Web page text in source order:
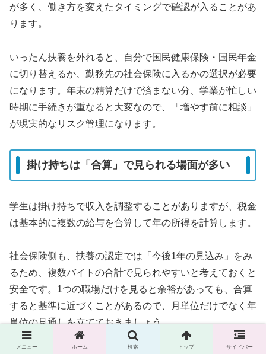
が多く、働き方を変えたタイミングで確認が入ることがあ
ります。
いったん扶養を外れると、自分で国民健康保険・国民年金
に切り替えるか、勤務先の社会保険に入るかの選択が必要
になります。年末の精算だけで済まない分、学業が忙しい
時期に手続きが重なると大変なので、「増やす前に相談」
が現実的なリスク管理になります。
掛け持ちは「合算」で見られる場面が多い
学生は掛け持ちで収入を調整することがありますが、税金
は基本的に複数の給与を合算して年の所得を計算します。
社会保険側も、扶養の認定では「今後1年の見込み」をみ
るため、複数バイトの合計で見られやすいと考えておくと
安全です。1つの職場だけを見ると余裕があっても、合算
すると基準に近づくことがあるので、月単位だけでなく年
単位の見通しを立てておきましょう。
メニュー ホーム 検索 トップ サイドバー